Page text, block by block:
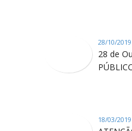
28/10/2019
28 de
18/03/2019